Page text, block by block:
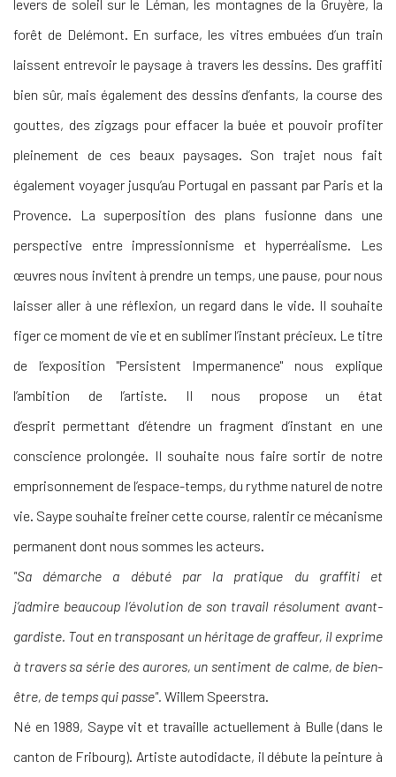
levers de soleil sur le Léman, les montagnes de la Gruyère, la
forêt de Delémont. En surface, les vitres embuées d’un train
laissent entrevoir le paysage à travers les dessins. Des graffiti
bien sûr, mais également des dessins d’enfants, la course des
gouttes, des zigzags pour effacer la buée et pouvoir profiter
pleinement de ces beaux paysages. Son trajet nous fait
également voyager jusqu’au Portugal en passant par Paris et la
Provence. La superposition des plans fusionne dans une
perspective entre impressionnisme et hyperréalisme. Les
œuvres nous invitent à prendre un temps, une pause, pour nous
laisser aller à une réflexion, un regard dans le vide. Il souhaite
figer ce moment de vie et en sublimer l’instant précieux. Le titre
de l’exposition "Persistent Impermanence" nous explique
l’ambition de l’artiste. Il nous propose un état
d’esprit permettant d’étendre un fragment d’instant en une
conscience prolongée. Il souhaite nous faire sortir de notre
emprisonnement de l’espace-temps, du rythme naturel de notre
vie. Saype souhaite freiner cette course, ralentir ce mécanisme
permanent dont nous sommes les acteurs.
"Sa démarche a débuté par la pratique du graffiti et
j’admire beaucoup l’évolution de son travail résolument avant-
gardiste. Tout en transposant un héritage de graffeur, il exprime
à travers sa série des aurores, un sentiment de calme, de bien-
être, de temps qui passe". Willem Speerstra.
Né en 1989, Saype vit et travaille actuellement à Bulle (dans le
canton de Fribourg). Artiste autodidacte, il débute la peinture à